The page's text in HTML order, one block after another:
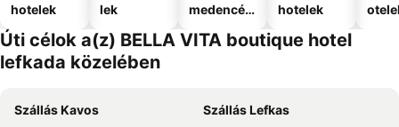
hotelek
lek
medencév
hotelek
Úti célok a(z) BELLA VITA boutique hotel
lefkada közelében
Szállás Kavos
Szállás Lefkas